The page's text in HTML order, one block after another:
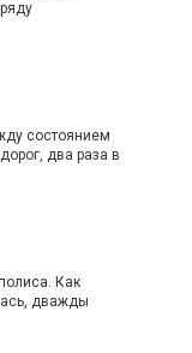
состоянием
два раза в
Как
дважды